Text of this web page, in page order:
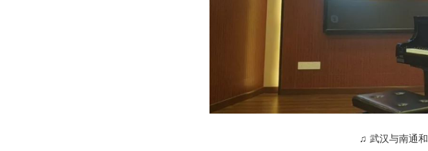
♫ 武汉与南通